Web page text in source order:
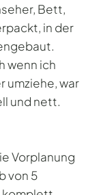
Bett,
in der
wenn ich
umziehe, war
und nett.
Vorplanung
von 5